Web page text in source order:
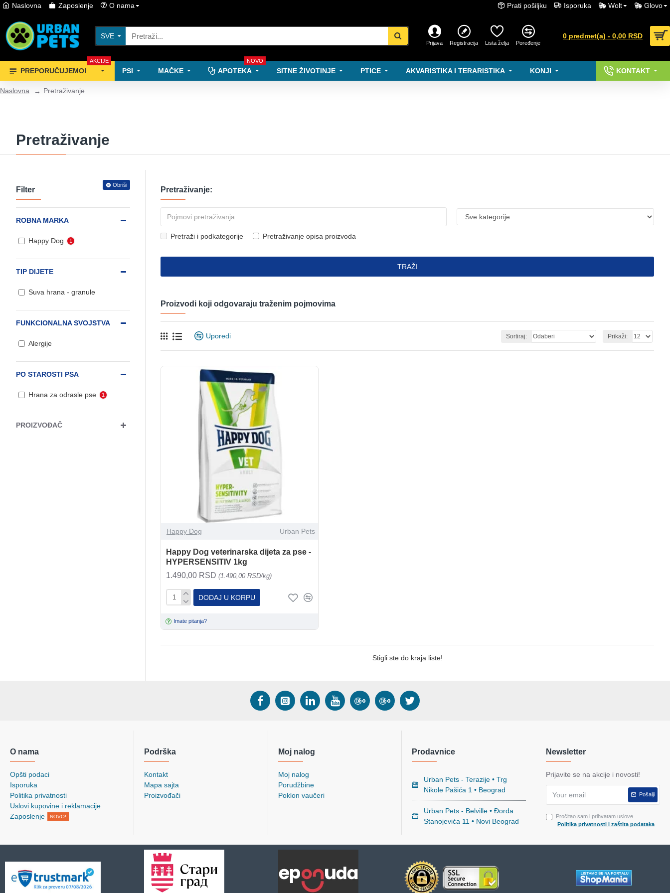
Naslovna Zaposlenje O nama Prati pošiljku Isporuka Wolt Glovo
SVE
Prijava Registracija Lista želja Poređenje
0 predmet(a) - 0,00 RSD
PREPORUČUJEMO!
AKCIJE
PSI MAČKE APOTEKA
NOVO
SITNE ŽIVOTINJE PTICE AKVARISTIKA I TERARISTIKA KONJI KONTAKT
Naslovna Pretraživanje
Pretraživanje
Filter
Obriši
PROIZVOĐAČ
FUNKCIONALNA SVOJSTVA
Alergije
ROBNA MARKA
Happy Dog 1
PO STAROSTI PSA
Hrana za odrasle pse 1
TIP DIJETE
Suva hrana - granule
Pretraživanje:
Pretraži i podkategorije Pretraživanje opisa proizvoda
TRAŽI
Proizvodi koji odgovaraju traženim pojmovima
Uporedi Sortiraj: Prikaži:
Happy Dog Urban Pets
Happy Dog veterinarska dijeta za pse -
HYPERSENSITIV 1kg
1.490,00 RSD (1.490,00 RSD/kg)
DODAJ U KORPU
Imate pitanja?
Stigli ste do kraja liste!
O nama
Opšti podaci
Isporuka
Politika privatnosti
Uslovi kupovine i reklamacije
Zaposlenje
NOVO!
Podrška
Kontakt
Mapa sajta
Proizvođači
Moj nalog
Moj nalog
Porudžbine
Poklon vaučeri
Prodavnice
Urban Pets - Terazije • Trg
Nikole Pašića 1 • Beograd
Urban Pets - Belville • Đorđa
Stanojevića 11 • Novi Beograd
Newsletter
Prijavite se na akcije i novosti!
Pošalji
Pročitao sam i prihvatam uslove
Politika privatnosti i zaštita podataka